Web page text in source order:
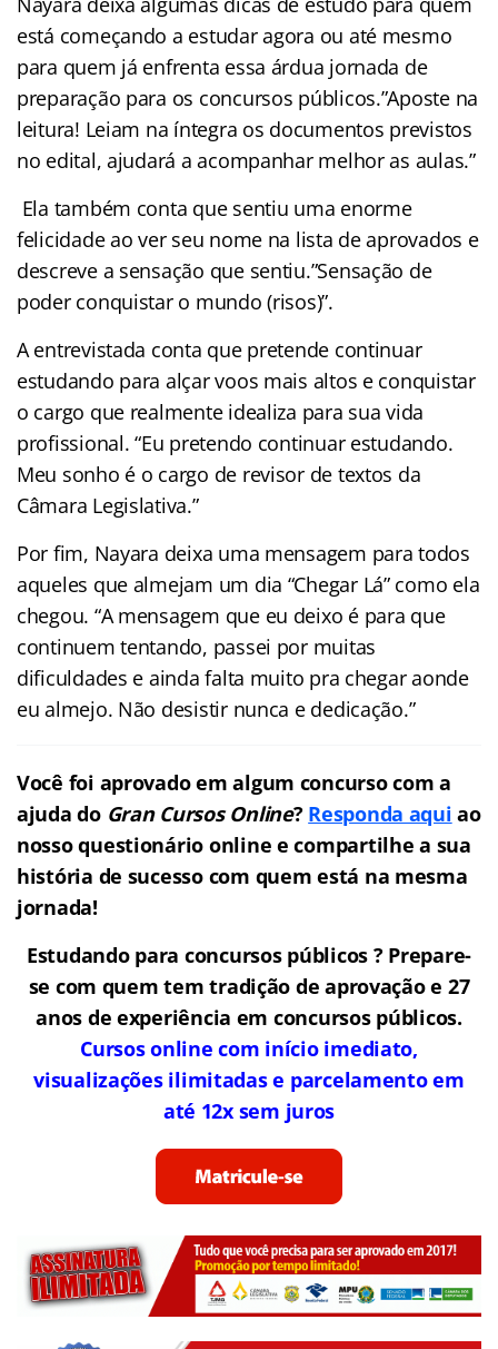
está começando a estudar agora ou até mesmo
para quem já enfrenta essa árdua jornada de
preparação para os concursos públicos.”Aposte na
leitura! Leiam na íntegra os documentos previstos
no edital, ajudará a acompanhar melhor as aulas.”
Ela também conta que sentiu uma enorme
felicidade ao ver seu nome na lista de aprovados e
descreve a sensação que sentiu.”Sensação de
poder conquistar o mundo (risos)”.
A entrevistada conta que pretende continuar
estudando para alçar voos mais altos e conquistar
o cargo que realmente idealiza para sua vida
profissional. “Eu pretendo continuar estudando.
Meu sonho é o cargo de revisor de textos da
Câmara Legislativa.”
Por fim, Nayara deixa uma mensagem para todos
aqueles que almejam um dia “Chegar Lá” como ela
chegou. “A mensagem que eu deixo é para que
continuem tentando, passei por muitas
dificuldades e ainda falta muito pra chegar aonde
eu almejo. Não desistir nunca e dedicação.”
Você foi aprovado em algum concurso com a
ajuda do Gran Cursos Online? Responda aqui ao
nosso questionário online e compartilhe a sua
história de sucesso com quem está na mesma
jornada!
Estudando para concursos públicos ? Prepare-
se com quem tem tradição de aprovação e 27
anos de experiência em concursos públicos.
Cursos online com início imediato,
visualizações ilimitadas e parcelamento em
até 12x sem juros